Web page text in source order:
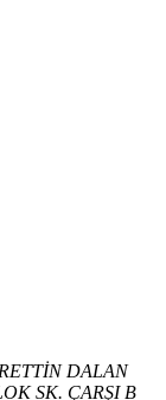
DALAN
SK. ÇARŞI B